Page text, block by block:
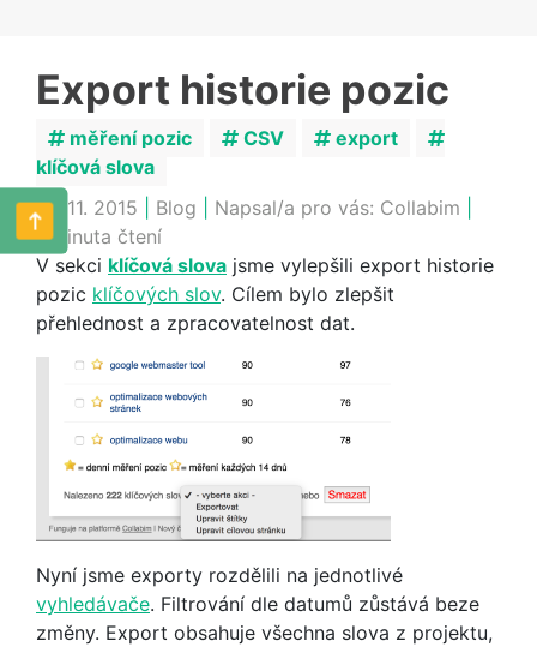
Export historie pozic
měření pozic CSV
export
klíčová slova
19. 11. 2015
Blog Napsal/a pro vás: Collabim
1 minuta čtení
V sekci klíčová slova jsme vylepšili export historie
pozic klíčových slov. Cílem bylo zlepšit
přehlednost a zpracovatelnost dat.
Nyní jsme exporty rozdělili na jednotlivé
vyhledávače. Filtrování dle datumů zůstává beze
změny. Export obsahuje všechna slova z projektu,